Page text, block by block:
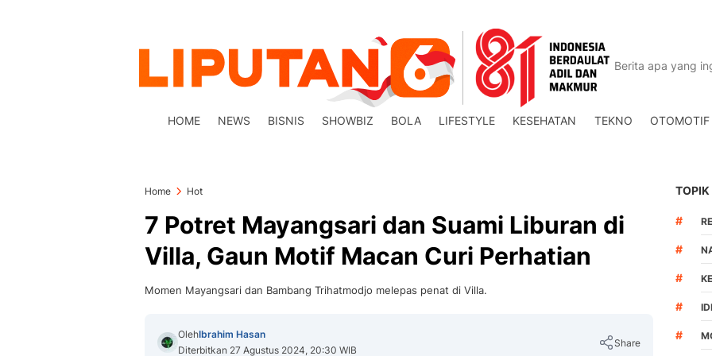
HOME NEWS BISNIS SHOWBIZ BOLA LIFESTYLE KESEHATAN TEKNO OTOMOTIF
Home Hot
7 Potret Mayangsari dan Suami Liburan di
Villa, Gaun Motif Macan Curi Perhatian
Momen Mayangsari dan Bambang Trihatmodjo melepas penat di Villa.
OlehIbrahim Hasan
Diterbitkan 27 Agustus 2024, 20:30 WIB
Share
TOPIK
#
#
#
#
#